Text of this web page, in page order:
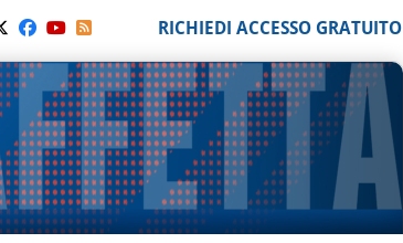
RICHIEDI ACCESSO GRATUITO